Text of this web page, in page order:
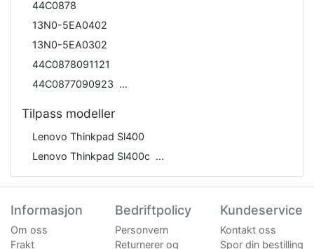
44C0878
13N0-5EA0402
13N0-5EA0302
44C0878091121
44C0877090923
Tilpass modeller
Lenovo Thinkpad Sl400
Lenovo Thinkpad Sl400c
Informasjon
Om oss
Frakt
Bedriftpolicy
Personvern
Returnerer og
Kundeservice
Kontakt oss
Spor din bestilling